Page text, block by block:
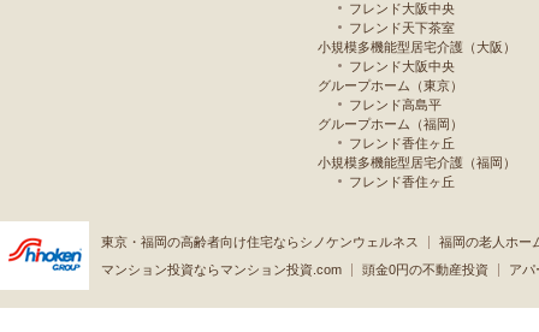
フレンド大阪中央
フレンド天下茶室
小規模多機能型居宅介護（大阪）
フレンド大阪中央
グループホーム（東京）
フレンド高島平
グループホーム（福岡）
フレンド香住ヶ丘
小規模多機能型居宅介護（福岡）
フレンド香住ヶ丘
東京・福岡の高齢者向け住宅ならシノケンウェルネス
福岡の老人ホー
マンション投資ならマンション投資.com
頭金0円の不動産投資 アパ